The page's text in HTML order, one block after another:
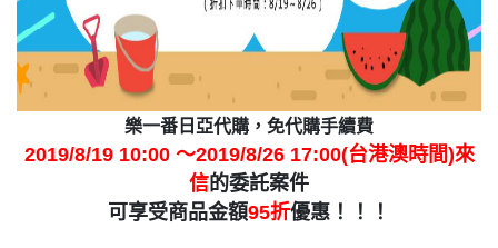
樂一番日亞代購，免代購手續費
2019/8/19 10:00 ～2019/8/26 17:00(台港澳時間)來
信的委託案件
可享受商品金額95折優惠！！！